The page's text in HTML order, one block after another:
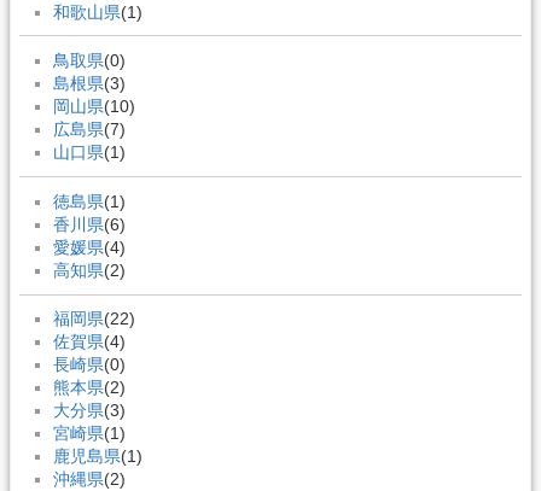
和歌山県(1)
鳥取県(0)
島根県(3)
岡山県(10)
広島県(7)
山口県(1)
徳島県(1)
香川県(6)
愛媛県(4)
高知県(2)
福岡県(22)
佐賀県(4)
長崎県(0)
熊本県(2)
大分県(3)
宮崎県(1)
鹿児島県(1)
沖縄県(2)